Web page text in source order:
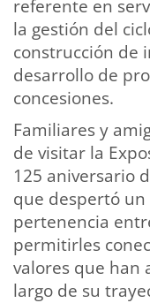
referente en
la gestión del
construcción de
desarrollo de
concesiones.
Familiares y
de visitar la
125 aniversario
que despertó
pertenencia
permitirles
valores que han
largo de su